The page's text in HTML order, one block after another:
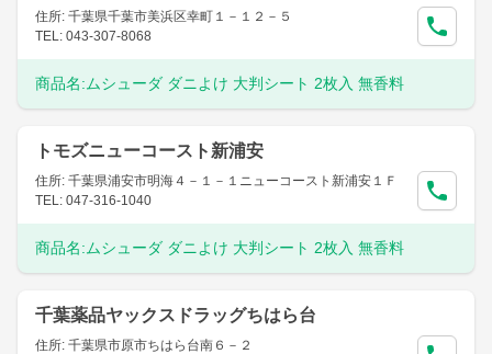
住所: 千葉県千葉市美浜区幸町１－１２－５
TEL: 043-307-8068
商品名: ムシューダ ダニよけ 大判シート 2枚入 無香料
トモズニューコースト新浦安
住所: 千葉県浦安市明海４－１－１ニューコースト新浦安１Ｆ
TEL: 047-316-1040
商品名: ムシューダ ダニよけ 大判シート 2枚入 無香料
千葉薬品ヤックスドラッグちはら台
住所: 千葉県市原市ちはら台南６－２